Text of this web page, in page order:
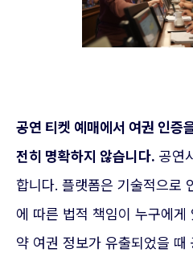
공연 티켓 예매에서 여권 인증
전히 명확하지 않습니다. 공연
합니다. 플랫폼은 기술적으로
에 따른 법적 책임이 누구에게
약 여권 정보가 유출되었을 때